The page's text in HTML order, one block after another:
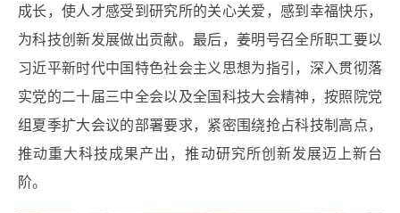
成长，使人才感受到研究所的关心关爱，感到幸福快乐，
为科技创新发展做出贡献。最后，姜明号召全所职工要以
习近平新时代中国特色社会主义思想为指引，深入贯彻落
实党的二十届三中全会以及全国科技大会精神，按照院党
组夏季扩大会议的部署要求，紧密围绕抢占科技制高点，
推动重大科技成果产出，推动研究所创新发展迈上新台
阶。